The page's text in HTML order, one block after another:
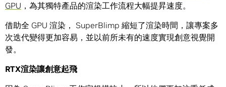
GPU ，為其獨特產品的渲染工作流程大幅提昇速度。
借助全 GPU 渲染， SuperBlimp 縮短了渲染時間，讓專案多
次迭代變得更加容易，並以前所未有的速度實現創意視覺開
發。
RTX渲染讓創意起飛